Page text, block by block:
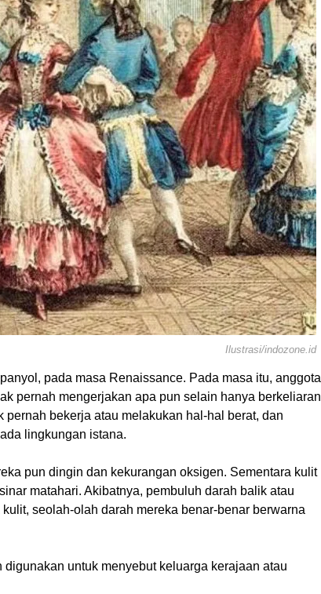
Ilustrasi/indozone.id
pada masa Renaissance. Pada masa itu, anggota
pernah mengerjakan apa pun selain hanya berkeliaran
bekerja atau melakukan hal-hal berat, dan
lingkungan istana.
pun dingin dan kekurangan oksigen. Sementara kulit
matahari. Akibatnya, pembuluh darah balik atau
seolah-olah darah mereka benar-benar berwarna
untuk menyebut keluarga kerajaan atau